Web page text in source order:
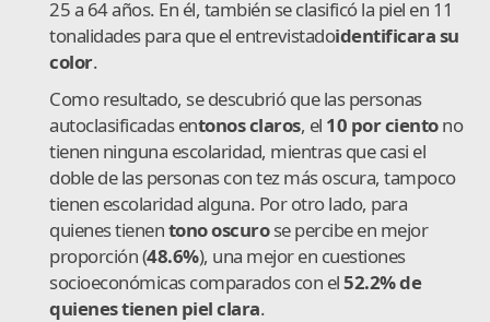
25 a 64 años. En él, también se clasificó la piel en 11
tonalidades para que el entrevistadoidentificara su
color.
Como resultado, se descubrió que las personas
autoclasificadas entonos claros, el 10 por cientono
tienen ninguna escolaridad, mientras que casi el
doble de las personas con tez más oscura, tampoco
tienen escolaridad alguna. Por otro lado, para
quienes tienentono oscurose percibe en mejor
proporción (48.6%), una mejor en cuestiones
socioeconómicas comparados con el52.2% de
quienes tienen piel clara.